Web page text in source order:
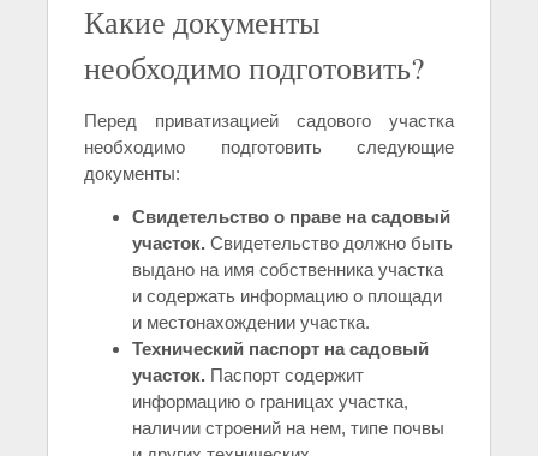
Какие документы
необходимо подготовить?
Перед приватизацией садового участка
необходимо подготовить следующие
документы:
Свидетельство о праве на садовый
участок. Свидетельство должно быть
выдано на имя собственника участка
и содержать информацию о площади
и местонахождении участка.
Технический паспорт на садовый
участок. Паспорт содержит
информацию о границах участка,
наличии строений на нем, типе почвы